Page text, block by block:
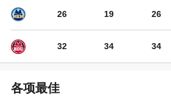
26
32
19
34
26
34
各项最佳